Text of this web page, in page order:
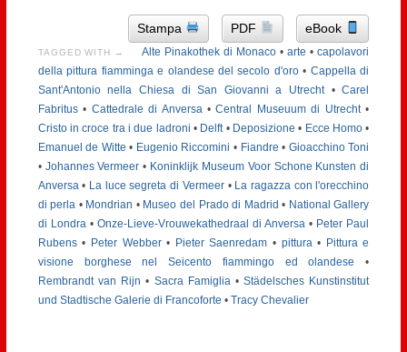
Stampa PDF eBook
TAGGED WITH → Alte Pinakothek di Monaco •arte •capolavori
della pittura fiamminga e olandese del secolo d'oro• Cappella di
Sant'Antonio nella Chiesa di San Giovanni a Utrecht•Carel
Fabritus• Cattedrale di Anversa•Central Museuum di Utrecht•
Cristo in croce tra i due ladroni • Delft• Deposizione • Ecce Homo•
Emanuel de Witte • Eugenio Riccomini • Fiandre • Gioacchino Toni
• Johannes Vermeer • Koninklijk Museum Voor Schone Kunsten di
Anversa• La luce segreta di Vermeer• La ragazza con l'orecchino
di perla • Mondrian • Museo del Prado di Madrid • National Gallery
di Londra• Onze-Lieve-Vrouwekathedraal di Anversa • Peter Paul
Rubens• Peter Webber• Pieter Saenredam • pittura• Pittura e
visione borghese nel Seicento fiammingo ed olandese
•
Rembrandt van Rijn • Sacra Famiglia•Städelsches Kunstinstitut
und Stadtische Galerie di Francoforte • Tracy Chevalier